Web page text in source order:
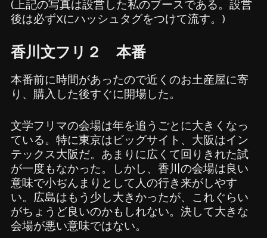
(上記の写真は設営した私のブースである。設営
後は必ずXにハッシュタグをつけて流す。)
香川文フリ２ 本番
本番前に時間があったので近くのお土産屋に寄
り、購入した後すぐに開場した。
文学フリマの会場は年を追うごとに大きくなっ
ている。特に東京はビッグサイト、大阪はイン
テックス大阪だ。あまりに広くて回りきれた試
が一度もなかった。しかし、香川の会場は良い
意味で小ぢんまりとして人の行き来がしやす
い。広島はもう少し大きかったが、これぐらい
がちょうど良いのかもしれない。決して大きな
会場が悪い意味ではない。